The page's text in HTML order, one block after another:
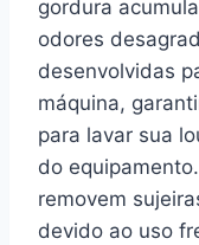
gordura
odores
desenvolvidas
máquina,
para lavar sua
do
removem
devido ao uso